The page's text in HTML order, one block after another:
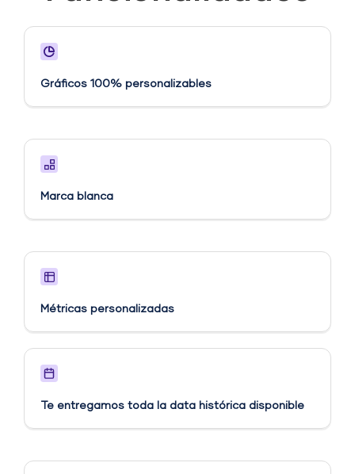
Gráficos 100% personalizables
Marca blanca
Métricas personalizadas​
Te entregamos toda la data histórica disponible